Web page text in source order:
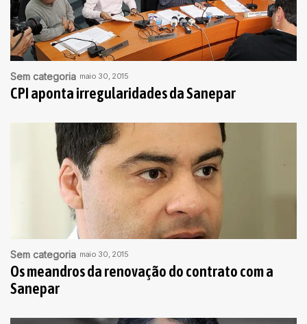
Sem categoria maio 30, 2015
CPI aponta irregularidades da Sanepar
Sem categoria maio 30, 2015
Os meandros da renovação do contrato com a
Sanepar